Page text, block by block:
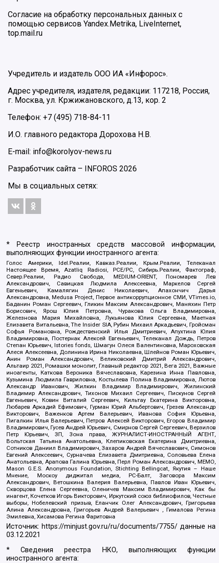
Согласие на обработку персональных данных с
помощью сервисов Yandex.Metrika, LiveInternet,
top.mail.ru
Учредитель и издатель ООО ИА «Инфорос».
Адрес учредителя, издателя, редакции: 117218, Россия,
г. Москва, ул. Кржижановского, д.13, кор. 2
Телефон: +7 (495) 718-84-11
И.О. главного редактора Дорохова Н.В.
E-mail: info@korolyov-news.ru
Разработчик сайта – INFOROS 2026
Мы в социальных сетях:
* Реестр иностранных средств массовой информации,
выполняющих функции иностранного агента:
Голос Америки, Idel.Реалии, Кавказ.Реалии, Крым.Реалии, Телеканал
Настоящее Время, Azatliq Radiosi, PCE/PC, Сибирь.Реалии, Фактограф,
Север.Реалии, Радио Свобода, MEDIUM-ORIENT, Пономарев Лев
Александрович, Савицкая Людмила Алексеевна, Маркелов Сергей
Евгеньевич, Камалягин Денис Николаевич, Апахончич Дарья
Александровна, Medusa Project, Первое антикоррупционное СМИ, VTimes.io,
Баданин Роман Сергеевич, Гликин Максим Александрович, Маняхин Петр
Борисович, Ярош Юлия Петровна, Чуракова Ольга Владимировна,
Железнова Мария Михайловна, Лукьянова Юлия Сергеевна, Маетная
Елизавета Витальевна, The Insider SIA, Рубин Михаил Аркадьевич, Гройсман
Софья Романовна, Рождественский Илья Дмитриевич, Апухтина Юлия
Владимировна, Постернак Алексей Евгеньевич, Телеканал Дождь, Петров
Степан Юрьевич, Istories fonds, Шмагун Олеся Валентиновна, Мароховская
Алеся Алексеевна, Долинина Ирина Николаевна, Шлейнов Роман Юрьевич,
Анин Роман Александрович, Великовский Дмитрий Александрович,
Альтаир 2021, Ромашки монолит, Главный редактор 2021, Вега 2021, Важные
иноагенты, Каткова Вероника Вячеславовна, Карезина Инна Павловна,
Кузьмина Людмила Гавриловна, Костылева Полина Владимировна, Лютов
Александр Иванович, Жилкин Владимир Владимирович, Жилинский
Владимир Александрович, Тихонов Михаил Сергеевич, Пискунов Сергей
Евгеньевич, Ковин Виталий Сергеевич, Кильтау Екатерина Викторовна,
Любарев Аркадий Ефимович, Гурман Юрий Альбертович, Грезев Александр
Викторович, Важенков Артем Валерьевич, Иванова София Юрьевна,
Пигалкин Илья Валерьевич, Петров Алексей Викторович, Егоров Владимир
Владимирович, Гусев Андрей Юрьевич, Смирнов Сергей Сергеевич, Верзилов
Петр Юрьевич, ЗП, Зона права, ЖУРНАЛИСТ-ИНОСТРАННЫЙ АГЕНТ,
Вольтская Татьяна Анатольевна, Клепиковская Екатерина Дмитриевна,
Сотников Даниил Владимирович, Захаров Андрей Вячеславович, Симонов
Евгений Алексеевич, Сурначева Елизавета Дмитриевна, Соловьева Елена
Анатольевна, Арапова Галина Юрьевна, Перл Роман Александрович, МЕМО,
Mason G.E.S. Anonymous Foundation, Stichting Bellingcat, Якутия – Наше
Мнение, Москоу диджитал медиа, РС-Балт, Заговора Максим
Александрович, Ветошкина Валерия Валерьевна, Павлов Иван Юрьевич,
Скворцова Елена Сергеевна, Оленичев Максим Владимирович, Как бы
инагент, Кочетков Игорь Викторович, Иркутский союз библиофилов, Честные
выборы, Нобелевский призыв, Еланчик Олег Александрович, Григорьева
Алина Александровна, Григорьев Андрей Валерьевич , Гималова Регина
Эмилевна, Хисамова Регина Фаритовна
Источник: https://minjust.gov.ru/ru/documents/7755/ данные на
03.12.2021
* Сведения реестра НКО, выполняющих функции
иностранного агента: